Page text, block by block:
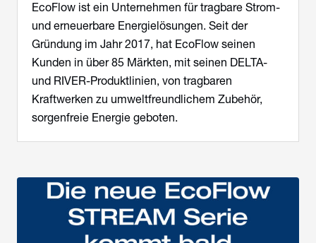
EcoFlow ist ein Unternehmen für tragbare Strom-
und erneuerbare Energielösungen. Seit der
Gründung im Jahr 2017, hat EcoFlow seinen
Kunden in über 85 Märkten, mit seinen DELTA-
und RIVER-Produktlinien, von tragbaren
Kraftwerken zu umweltfreundlichem Zubehör,
sorgenfreie Energie geboten.